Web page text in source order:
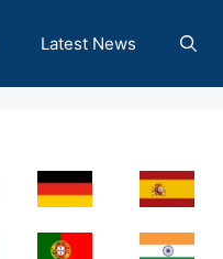
Latest News